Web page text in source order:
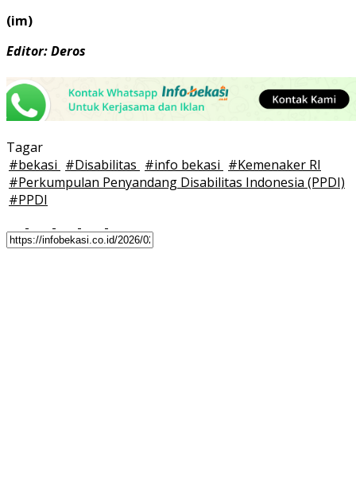
(im)
Editor: Deros
Tagar
#bekasi #Disabilitas #info bekasi #Kemenaker RI
#Perkumpulan Penyandang Disabilitas Indonesia (PPDI)
#PPDI